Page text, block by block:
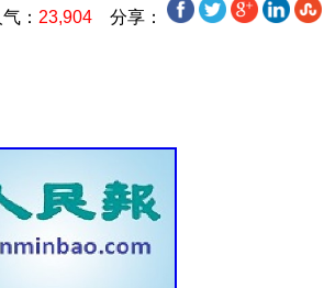
： 23,904 分享：